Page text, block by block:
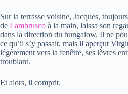
Sur la terrasse voisine, Jacques,
de Lambrusco à la main, laissa son
dans la direction du bungalow. Il ne
ce qu’il s’y passait, mais il aperçut
légèrement vers la fenêtre, ses lèvres
troublant.
Et alors, il comprit.